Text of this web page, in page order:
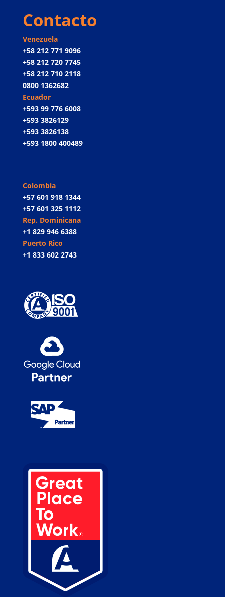
Contacto
Venezuela
+58 212 771 9096
+58 212 720 7745
+58 212 710 2118
0800 1362682
Ecuador
+593 99 776 6008
+593 3826129
+593 3826138
+593 1800 400489
Colombia
+57 601 918 1344
+57 601 325 1112
Rep. Dominicana
+1 829 946 6388
Puerto Rico
+1 833 602 2743